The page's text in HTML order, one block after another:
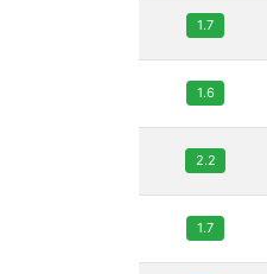
1.7
1.6
2.2
1.7